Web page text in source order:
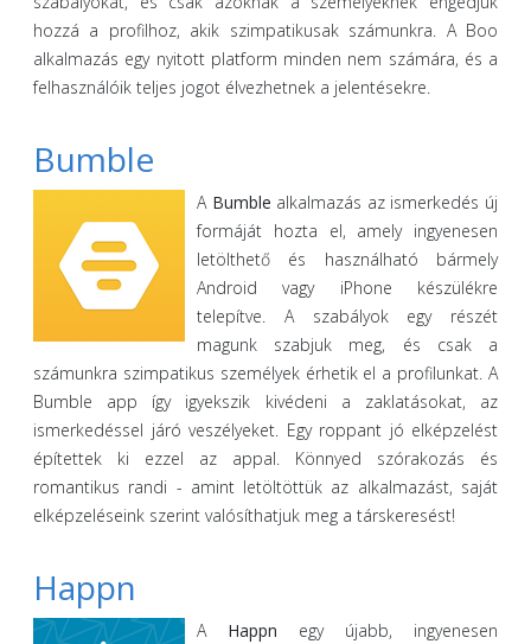
hozzá a profilhoz, akik szimpatikusak számunkra. A Boo
alkalmazás egy nyitott platform minden nem számára, és a
felhasználóik teljes jogot élvezhetnek a jelentésekre.
Bumble
A Bumble alkalmazás az ismerkedés új
formáját hozta el, amely ingyenesen
letölthető és használható bármely
Android vagy iPhone készülékre
telepítve. A szabályok egy részét
magunk szabjuk meg, és csak a
számunkra szimpatikus személyek érhetik el a profilunkat. A
Bumble app így igyekszik kivédeni a zaklatásokat, az
ismerkedéssel járó veszélyeket. Egy roppant jó elképzelést
építettek ki ezzel az appal. Könnyed szórakozás és
romantikus randi - amint letöltöttük az alkalmazást, saját
elképzeléseink szerint valósíthatjuk meg a társkeresést!
Happn
A Happn egy újabb, ingyenesen